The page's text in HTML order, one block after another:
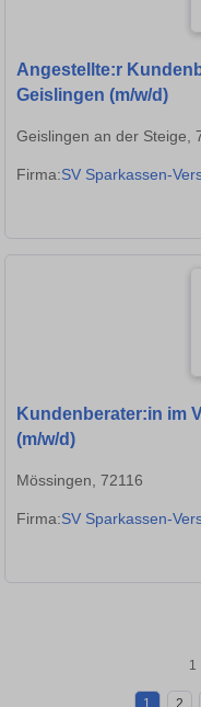
Angestellte:r
Geislingen (m/w/d)
Geislingen an der Steige,
Firma:SV Sparkassen-
Kundenberater:in im
(m/w/d)
Mössingen, 72116
Firma:SV Sparkassen-
1 2